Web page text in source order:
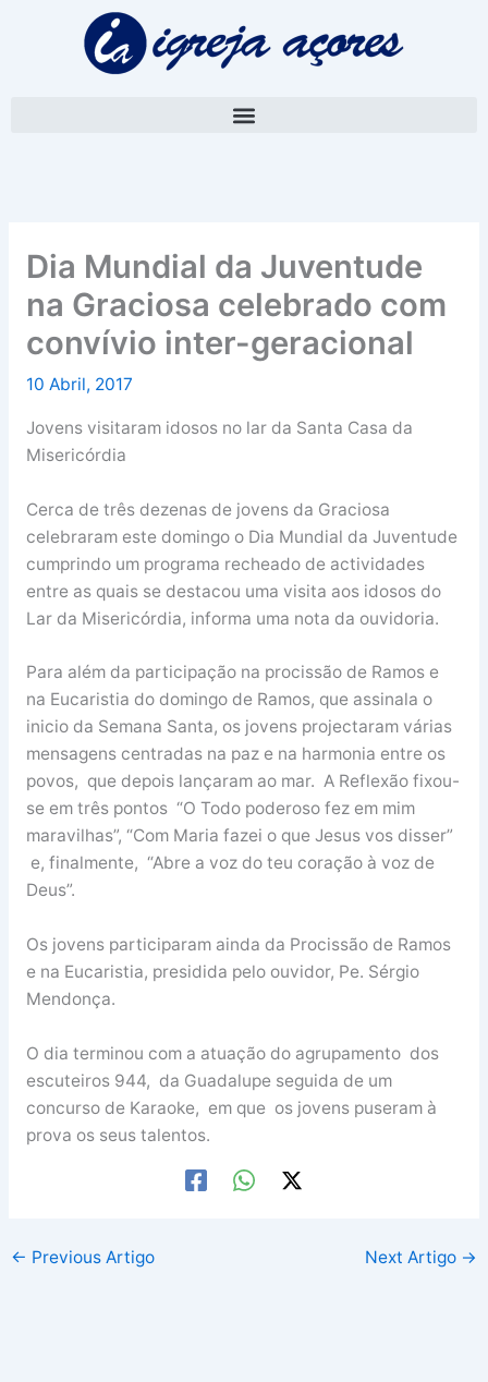
Dia Mundial da Juventude
na Graciosa celebrado com
convívio inter-geracional
10 Abril, 2017
Jovens visitaram idosos no lar da Santa Casa da
Misericórdia
Cerca de três dezenas de jovens da Graciosa
celebraram este domingo o Dia Mundial da Juventude
cumprindo um programa recheado de actividades
entre as quais se destacou uma visita aos idosos do
Lar da Misericórdia, informa uma nota da ouvidoria.
Para além da participação na procissão de Ramos e
na Eucaristia do domingo de Ramos, que assinala o
inicio da Semana Santa, os jovens projectaram várias
mensagens centradas na paz e na harmonia entre os
povos, que depois lançaram ao mar. A Reflexão fixou-
se em três pontos “O Todo poderoso fez em mim
maravilhas”, “Com Maria fazei o que Jesus vos disser”
e, finalmente, “Abre a voz do teu coração à voz de
Deus”.
Os jovens participaram ainda da Procissão de Ramos
e na Eucaristia, presidida pelo ouvidor, Pe. Sérgio
Mendonça.
O dia terminou com a atuação do agrupamento dos
escuteiros 944, da Guadalupe seguida de um
concurso de Karaoke, em que os jovens puseram à
prova os seus talentos.
← Previous Artigo Next Artigo →